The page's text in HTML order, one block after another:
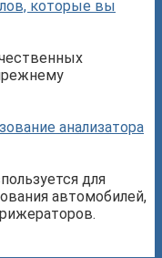
которые вы
анализатора
для
автомобилей,